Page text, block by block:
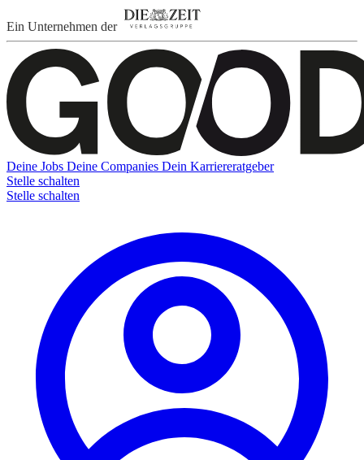
Ein Unternehmen der
Deine Jobs Deine Companies Dein Karriereratgeber
Stelle schalten
Stelle schalten